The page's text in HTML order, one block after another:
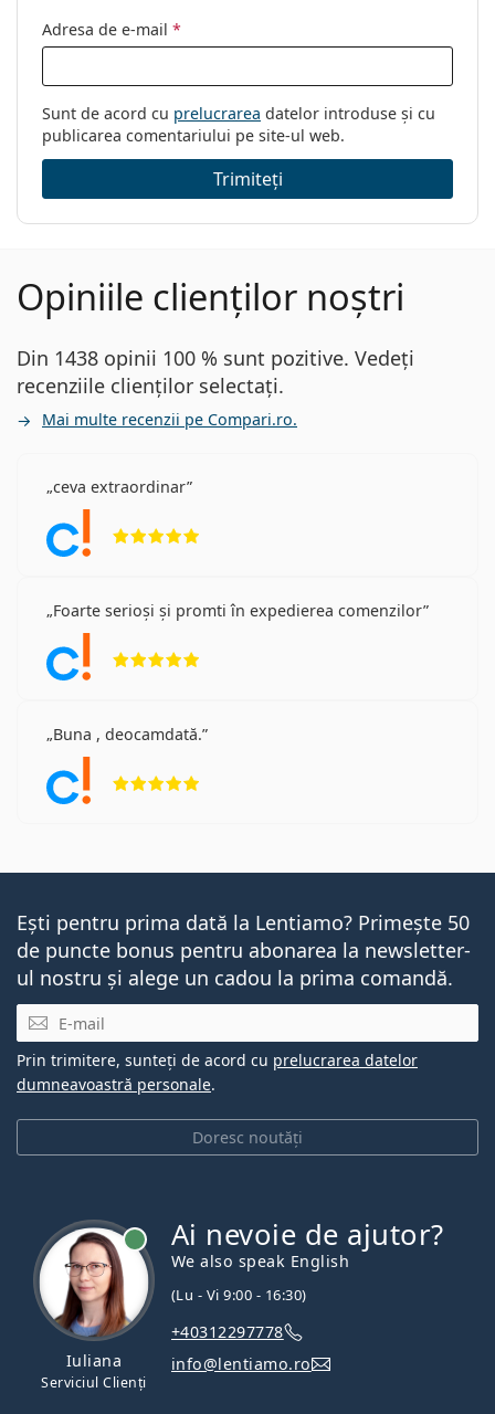
Adresa de e-mail *
Sunt de acord cu prelucrarea datelor introduse și cu
publicarea comentariului pe site-ul web.
Trimiteți
Opiniile clienților noștri
Din 1438 opinii 100 % sunt pozitive. Vedeți
recenziile clienților selectați.
Mai multe recenzii pe Compari.ro.
ceva extraordinar
Foarte serioși și promti în expedierea comenzilor
Buna , deocamdată.
Ești pentru prima dată la Lentiamo? Primește 50
de puncte bonus pentru abonarea la newsletter-
ul nostru și alege un cadou la prima comandă.
E-mail
Doresc noutăți
Prin trimitere, sunteți de acord cu prelucrarea datelor
dumneavoastră personale.
Iuliana
Serviciul Clienți
Ai nevoie de ajutor?
We also speak English
(Lu - Vi 9:00 - 16:30)
+40312297778
info@lentiamo.ro